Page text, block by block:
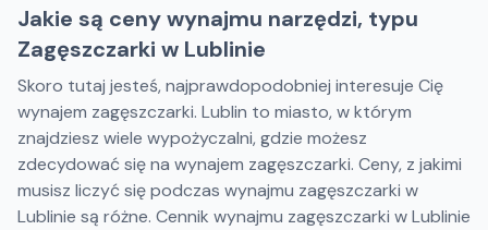
Jakie są ceny wynajmu narzędzi, typu
Zagęszczarki w Lublinie
Skoro tutaj jesteś, najprawdopodobniej interesuje Cię
wynajem zagęszczarki. Lublin to miasto, w którym
znajdziesz wiele wypożyczalni, gdzie możesz
zdecydować się na wynajem zagęszczarki. Ceny, z jakimi
musisz liczyć się podczas wynajmu zagęszczarki w
Lublinie są różne. Cennik wynajmu zagęszczarki w Lublinie